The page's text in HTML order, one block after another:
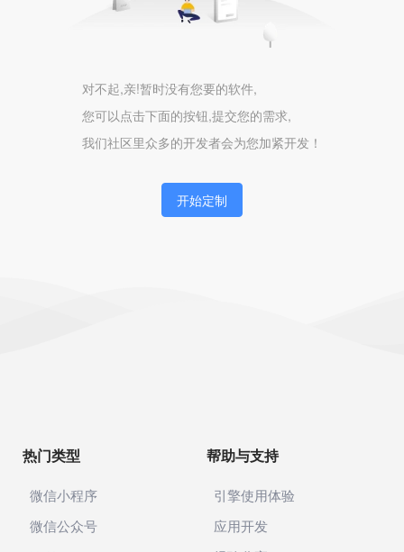
对不起,亲!暂时没有您要的软件,
您可以点击下面的按钮,提交您的需求,
我们社区里众多的开发者会为您加紧开发！
开始定制
热门类型
微信小程序
微信公众号
帮助与支持
引擎使用体验
应用开发